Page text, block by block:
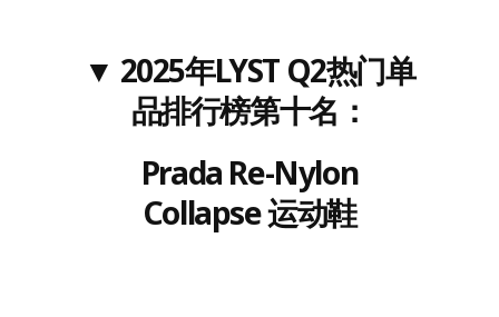
▼ 2025年LYST Q2热门单
品排行榜第十名 ：
Prada Re-Nylon
Collapse运动鞋